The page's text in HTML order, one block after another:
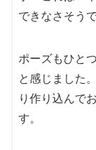
できなさそう
ポーズもひと
と感じました
り作り込んで
す。